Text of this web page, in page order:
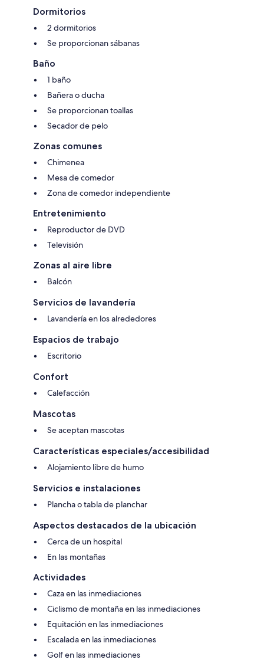
Dormitorios
2 dormitorios
Se proporcionan sábanas
Baño
1 baño
Bañera o ducha
Se proporcionan toallas
Secador de pelo
Zonas comunes
Chimenea
Mesa de comedor
Zona de comedor independiente
Entretenimiento
Reproductor de DVD
Televisión
Zonas al aire libre
Balcón
Servicios de lavandería
Lavandería en los alrededores
Espacios de trabajo
Escritorio
Confort
Calefacción
Mascotas
Se aceptan mascotas
Características especiales/accesibilidad
Alojamiento libre de humo
Servicios e instalaciones
Plancha o tabla de planchar
Aspectos destacados de la ubicación
Cerca de un hospital
En las montañas
Actividades
Caza en las inmediaciones
Ciclismo de montaña en las inmediaciones
Equitación en las inmediaciones
Escalada en las inmediaciones
Golf en las inmediaciones